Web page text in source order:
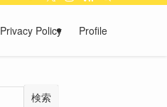
Privacy Policy Profile
検索